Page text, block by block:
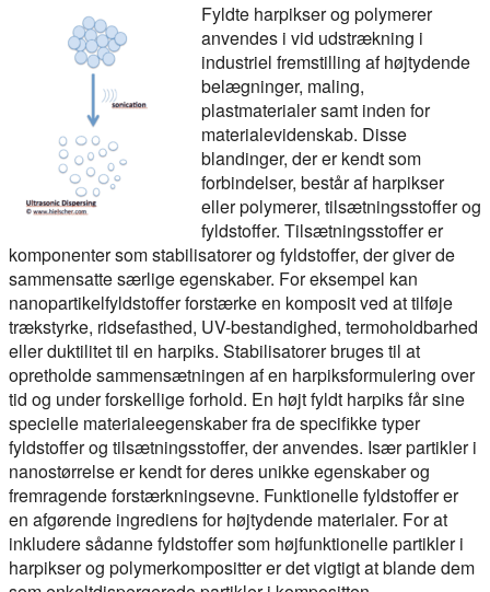
Fyldte harpikser og polymerer
anvendes i vid udstrækning i
industriel fremstilling af højtydende
belægninger, maling,
plastmaterialer samt inden for
materialevidenskab. Disse
blandinger, der er kendt som
forbindelser, består af harpikser
eller polymerer, tilsætningsstoffer og
fyldstoffer. Tilsætningsstoffer er
komponenter som stabilisatorer og fyldstoffer, der giver de
sammensatte særlige egenskaber. For eksempel kan
nanopartikelfyldstoffer forstærke en komposit ved at tilføje
trækstyrke, ridsefasthed, UV-bestandighed, termoholdbarhed
eller duktilitet til en harpiks. Stabilisatorer bruges til at
opretholde sammensætningen af en harpiksformulering over
tid og under forskellige forhold. En højt fyldt harpiks får sine
specielle materialeegenskaber fra de specifikke typer
fyldstoffer og tilsætningsstoffer, der anvendes. Især partikler i
nanostørrelse er kendt for deres unikke egenskaber og
fremragende forstærkningsevne. Funktionelle fyldstoffer er
en afgørende ingrediens for højtydende materialer. For at
inkludere sådanne fyldstoffer som højfunktionelle partikler i
harpikser og polymerkompositter er det vigtigt at blande dem